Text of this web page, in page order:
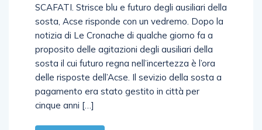
SCAFATI. Strisce blu e futuro degli ausiliari della
sosta, Acse risponde con un vedremo. Dopo la
notizia di Le Cronache di qualche giorno fa a
proposito delle agitazioni degli ausiliari della
sosta il cui futuro regna nell’incertezza è l’ora
delle risposte dell’Acse. Il sevizio della sosta a
pagamento era stato gestito in città per
cinque anni […]